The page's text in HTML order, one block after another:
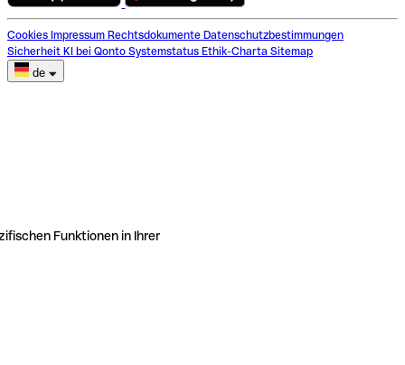
Cookies Impressum Rechtsdokumente Datenschutzbestimmungen
Sicherheit KI bei Qonto Systemstatus Ethik-Charta Sitemap
de
Funktionen in Ihrer